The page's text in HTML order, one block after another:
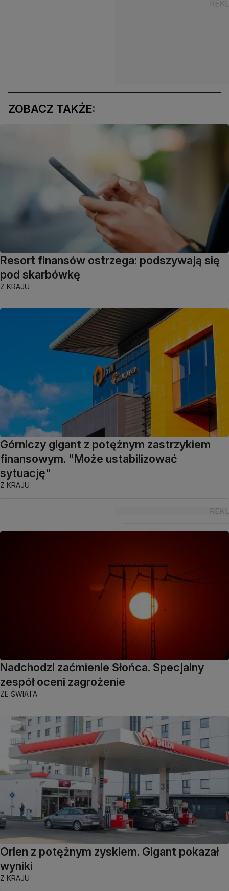
ZOBACZ TAKŻE:
Resort finansów ostrzega: podszywają się
pod skarbówkę
Z KRAJU
Górniczy gigant z potężnym zastrzykiem
finansowym. "Może ustabilizować
sytuację"
Z KRAJU
Nadchodzi zaćmienie Słońca. Specjalny
zespół oceni zagrożenie
ZE ŚWIATA
Orlen z potężnym zyskiem. Gigant pokazał
wyniki
Z KRAJU